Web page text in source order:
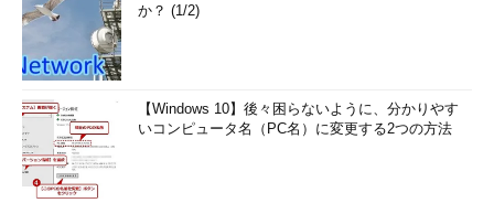
か？ (1/2)
【Windows 10】後々困らないように、分かりやす
いコンピュータ名（PC名）に変更する2つの方法